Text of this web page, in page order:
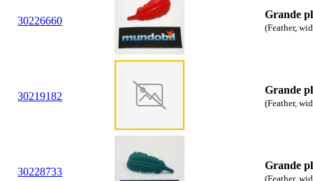
30226660
Grande
(Feather,
30219182
Grande
(Feather,
30228733
Grande
(Feather,